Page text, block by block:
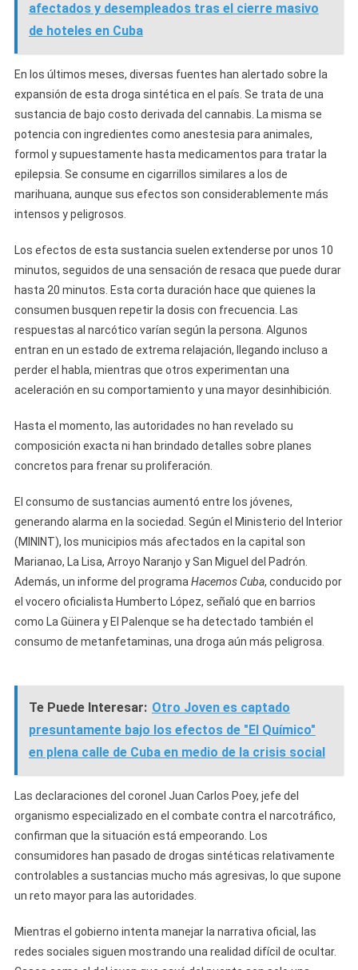
afectados y desempleados tras el cierre masivo
de hoteles en Cuba
En los últimos meses, diversas fuentes han alertado sobre la
expansión de esta droga sintética en el país. Se trata de una
sustancia de bajo costo derivada del cannabis. La misma se
potencia con ingredientes como anestesia para animales,
formol y supuestamente hasta medicamentos para tratar la
epilepsia. Se consume en cigarrillos similares a los de
marihuana, aunque sus efectos son considerablemente más
intensos y peligrosos.
Los efectos de esta sustancia suelen extenderse por unos 10
minutos, seguidos de una sensación de resaca que puede durar
hasta 20 minutos. Esta corta duración hace que quienes la
consumen busquen repetir la dosis con frecuencia. Las
respuestas al narcótico varían según la persona. Algunos
entran en un estado de extrema relajación, llegando incluso a
perder el habla, mientras que otros experimentan una
aceleración en su comportamiento y una mayor desinhibición.
Hasta el momento, las autoridades no han revelado su
composición exacta ni han brindado detalles sobre planes
concretos para frenar su proliferación.
El consumo de sustancias aumentó entre los jóvenes,
generando alarma en la sociedad. Según el Ministerio del Interior
(MININT), los municipios más afectados en la capital son
Marianao, La Lisa, Arroyo Naranjo y San Miguel del Padrón.
Además, un informe del programaHacemos Cuba, conducido por
el vocero oficialista Humberto López, señaló que en barrios
como La Güinera y El Palenque se ha detectado también el
consumo de metanfetaminas, una droga aún más peligrosa.
Te Puede Interesar: Otro Joven es captado
presuntamente bajo los efectos de "El Químico"
en plena calle de Cuba en medio de la crisis social
Las declaraciones del coronel Juan Carlos Poey, jefe del
organismo especializado en el combate contra el narcotráfico,
confirman que la situación está empeorando. Los
consumidores han pasado de drogas sintéticas relativamente
controlables a sustancias mucho más agresivas, lo que supone
un reto mayor para las autoridades.
Mientras el gobierno intenta manejar la narrativa oficial, las
redes sociales siguen mostrando una realidad difícil de ocultar.